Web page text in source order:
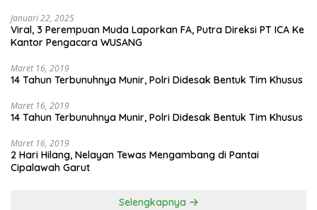
Januari 22, 2025
Viral, 3 Perempuan Muda Laporkan FA, Putra Direksi PT ICA Ke
Kantor Pengacara WUSANG
Maret 16, 2019
14 Tahun Terbunuhnya Munir, Polri Didesak Bentuk Tim Khusus
Maret 16, 2019
14 Tahun Terbunuhnya Munir, Polri Didesak Bentuk Tim Khusus
Maret 16, 2019
2 Hari Hilang, Nelayan Tewas Mengambang di Pantai
Cipalawah Garut
Selengkapnya